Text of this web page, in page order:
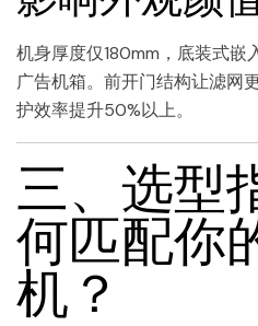
机身厚度仅180mm，底装式嵌
广告机箱。前开门结构让滤网
护效率提升50%以上。
三、选型
何匹配你
机？